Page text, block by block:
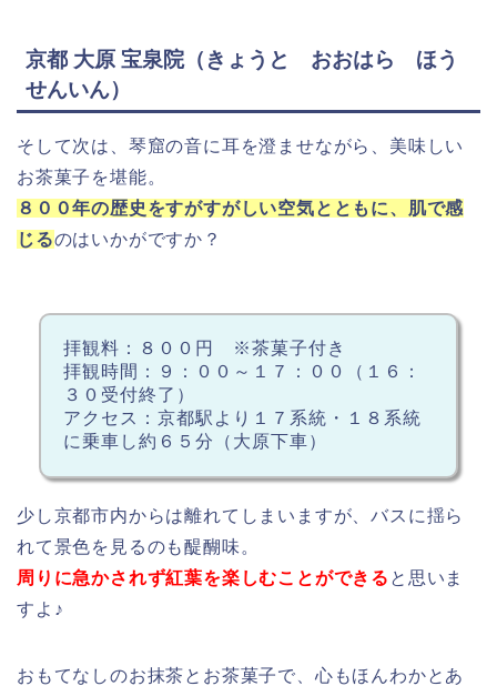
京都 大原 宝泉院（きょうと おおはら ほう
せんいん）
そして次は、琴窟の音に耳を澄ませながら、美味しい
お茶菓子を堪能。
８００年の歴史をすがすがしい空気とともに、肌で感
じるのはいかがですか？
拝観料：８００円 ※茶菓子付き
拝観時間：９：００～１７：００（１６：
３０受付終了）
アクセス：京都駅より１７系統・１８系統
に乗車し約６５分（大原下車）
少し京都市内からは離れてしまいますが、バスに揺ら
れて景色を見るのも醍醐味。
周りに急かされず紅葉を楽しむことができる と思いま
すよ♪
おもてなしのお抹茶とお茶菓子で、心もほんわかとあ